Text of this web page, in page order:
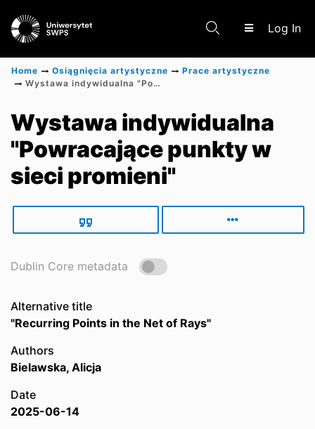
Log In
Scientific research results
Home Osiągnięcia artystyczne
Prace artystyczne
Wystawa indywidualna "Powracające punkty w sieci promieni"
Wystawa indywidualna
"Powracające punkty w
sieci promieni"
Dublin Core metadata
Alternative title
"Recurring Points in the Net of Rays"
Authors
Bielawska, Alicja
Date
2025-06-14